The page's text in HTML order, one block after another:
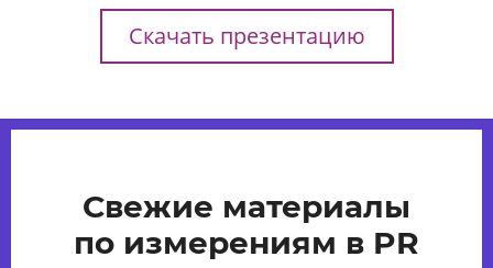
Скачать презентацию
Свежие материалы
по измерениям в PR